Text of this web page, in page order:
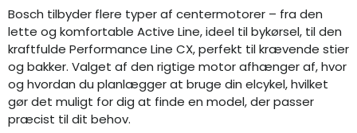
Bosch tilbyder flere typer af centermotorer – fra den
lette og komfortable Active Line, ideel til bykørsel, til den
kraftfulde Performance Line CX, perfekt til krævende stier
og bakker. Valget af den rigtige motor afhænger af, hvor
og hvordan du planlægger at bruge din elcykel, hvilket
gør det muligt for dig at finde en model, der passer
præcist til dit behov.